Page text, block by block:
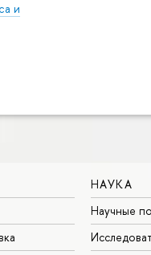
и
НАУКА
Научные